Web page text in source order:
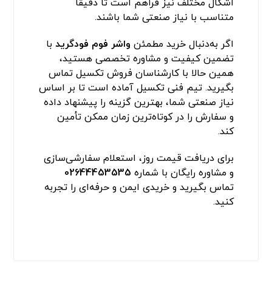
اشکال مختلف نیز فراهم است تا دقیقاً
متناسب با نیاز صنعتی شما باشند.
اگر به‌دنبال خرید مطمئن واشر فوم فودگرید با
تضمین کیفیت و مشاوره تخصصی هستید،
همین حالا با کارشناسان فروشتکسیل تماس
بگیرید. تیم فنی تکسیل آماده است تا بر اساس
نیاز صنعتی شما، بهترین گزینه را پیشنهاد داده
و سفارش را در کوتاه‌ترین زمان ممکن تأمین
کند.
برای دریافت قیمت روز، استعلام سفارشی‌سازی
و مشاوره رایگان با شماره 02644453535
تماس بگیرید و خریدی ایمن و حرفه‌ای را تجربه
کنید.